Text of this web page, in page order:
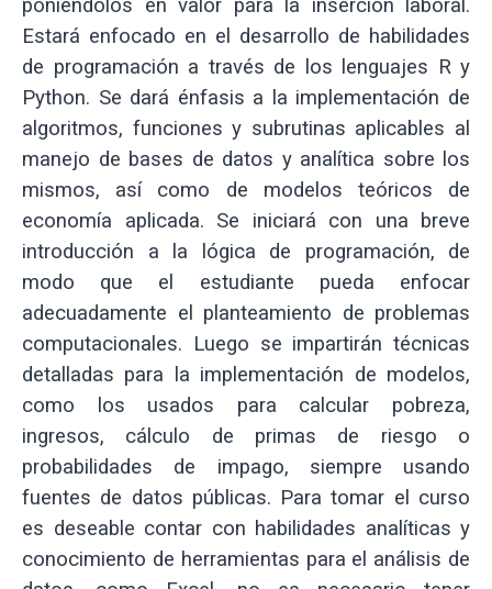
poniéndolos en valor para la inserción laboral.
Estará enfocado en el desarrollo de habilidades
de programación a través de los lenguajes R y
Python. Se dará énfasis a la implementación de
algoritmos, funciones y subrutinas aplicables al
manejo de bases de datos y analítica sobre los
mismos, así como de modelos teóricos de
economía aplicada. Se iniciará con una breve
introducción a la lógica de programación, de
modo que el estudiante pueda enfocar
adecuadamente el planteamiento de problemas
computacionales. Luego se impartirán técnicas
detalladas para la implementación de modelos,
como los usados para calcular pobreza,
ingresos, cálculo de primas de riesgo o
probabilidades de impago, siempre usando
fuentes de datos públicas. Para tomar el curso
es deseable contar con habilidades analíticas y
conocimiento de herramientas para el análisis de